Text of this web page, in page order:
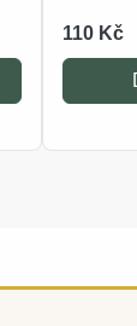
110 Kč